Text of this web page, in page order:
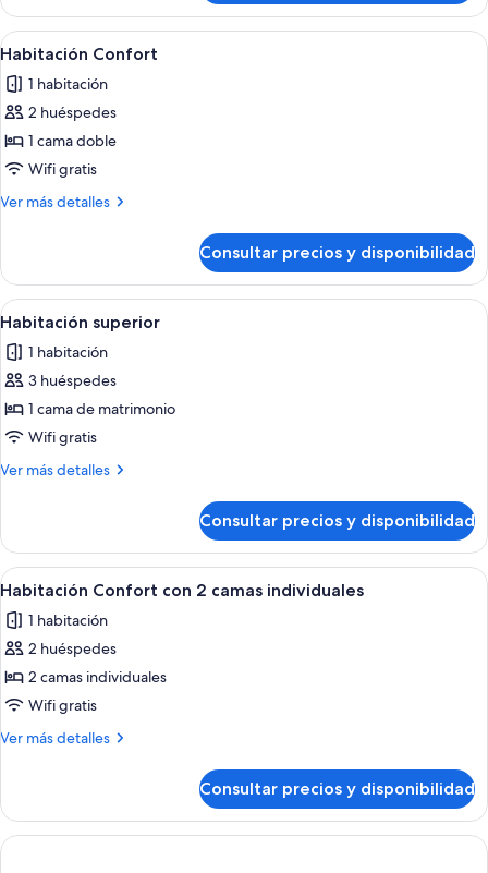
estándar
Abrir
todas
las
fotos
de
Habitación
Confort
Habitación de hotel con cama,
1
Habitación Confort
1 habitación
2 huéspedes
1 cama doble
Wifi gratis
Ver más detalles
Más
Confort
Consultar precios y disponibilidad
Abrir
todas
las
fotos
de
Habitación
superior
Un dormitorio con cama, dos
1
Habitación superior
1 habitación
3 huéspedes
1 cama de matrimonio
Wifi gratis
Ver más detalles
Más
superior
Consultar precios y disponibilidad
Abrir
todas
las
fotos
de
Habitación
Confort
camas
individuales
Habitación de hotel con dos camas,
1
Habitación Confort con 2 camas individuales
1 habitación
2 huéspedes
2 camas individuales
Wifi gratis
Ver más detalles
Más
Confort
con
2
Consultar precios y disponibilidad